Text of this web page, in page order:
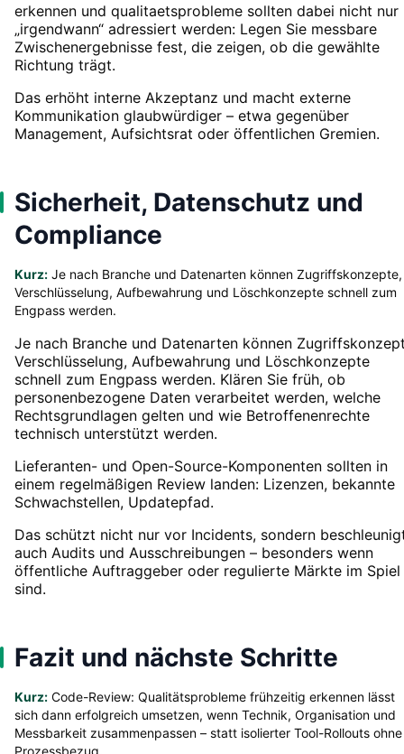
erkennen und qualitaetsprobleme sollten dabei nicht nur
„irgendwann“ adressiert werden: Legen Sie messbare
Zwischenergebnisse fest, die zeigen, ob die gewählte
Richtung trägt.
Das erhöht interne Akzeptanz und macht externe
Kommunikation glaubwürdiger – etwa gegenüber
Management, Aufsichtsrat oder öffentlichen Gremien.
Sicherheit, Datenschutz und
Compliance
Kurz: Je nach Branche und Datenarten können Zugriffskonzepte,
Verschlüsselung, Aufbewahrung und Löschkonzepte schnell zum
Engpass werden.
Je nach Branche und Datenarten können
Verschlüsselung, Aufbewahrung und Löschkonzepte
schnell zum Engpass werden. Klären Sie früh, ob
personenbezogene Daten verarbeitet werden, welche
Rechtsgrundlagen gelten und wie Betroffenenrechte
technisch unterstützt werden.
Lieferanten- und Open-Source-Komponenten sollten in
einem regelmäßigen Review landen: Lizenzen, bekannte
Schwachstellen, Updatepfad.
Das schützt nicht nur vor Incidents, sondern
auch Audits und Ausschreibungen – besonders wenn
öffentliche Auftraggeber oder regulierte Märkte im Spiel
sind.
Fazit und nächste Schritte
Kurz: Code-Review: Qualitätsprobleme frühzeitig erkennen lässt
sich dann erfolgreich umsetzen, wenn Technik, Organisation und
Messbarkeit zusammenpassen – statt isolierter Tool-Rollouts ohne
Prozessbezug.